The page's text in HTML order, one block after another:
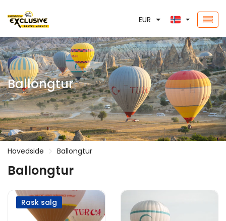
EUR
Ballongtur
Hovedside Ballongtur
Ballongtur
Rask salg